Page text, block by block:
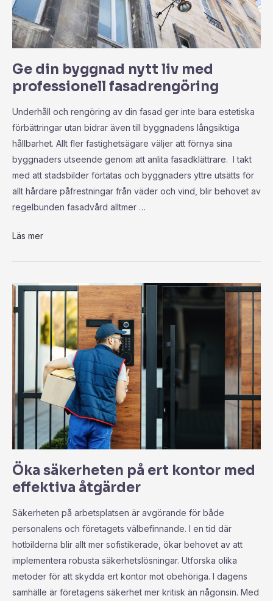
Ge din byggnad nytt liv med
professionell fasadrengöring
Underhåll och rengöring av din fasad ger inte bara estetiska
förbättringar utan bidrar även till byggnadens långsiktiga
hållbarhet. Allt fler fastighetsägare väljer att förnya sina
byggnaders utseende genom att anlita fasadklättrare. I takt
med att stadsbilder förtätas och byggnaders yttre utsätts för
allt hårdare påfrestningar från väder och vind, blir behovet av
regelbunden fasadvård alltmer …
Läs mer
Öka säkerheten på ert kontor med
effektiva åtgärder
Säkerheten på arbetsplatsen är avgörande för både
personalens och företagets välbefinnande. I en tid där
hotbilderna blir allt mer sofistikerade, ökar behovet av att
implementera robusta säkerhetslösningar. Utforska olika
metoder för att skydda ert kontor mot obehöriga. I dagens
samhälle är företagens säkerhet mer kritisk än någonsin. Med